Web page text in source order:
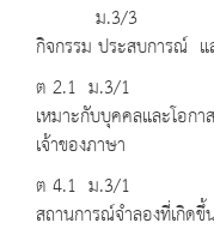
ม.3/3 พูดและเ
กิจกรรม ประสบการณ์
ต 2.1 ม.3/1 เลือก
เหมาะกับบุคคลและโอ
เจ้าของภาษา
ต 4.1 ม.3/1 ใช้ภา
สถานการณ์จำลองที่เกิด